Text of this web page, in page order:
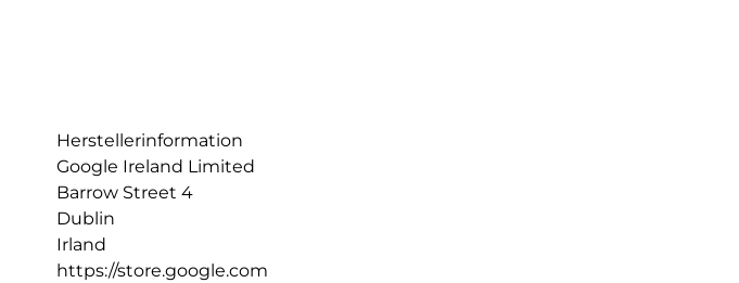
Herstellerinformation
Google Ireland Limited
Barrow Street 4
Dublin
Irland
https://store.google.com